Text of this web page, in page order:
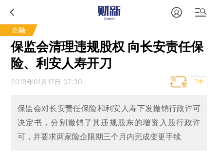
金融
保监会清理违规股权 向长安责任保
险、利安人寿开刀
2018年01月17日 07:30 T中
保监会对长安责任保险和利安人寿下发撤销行政许可
决定书，分别撤销了其违规股东的增资入股行政许
可，并要求两家险企限期三个月内完成变更手续